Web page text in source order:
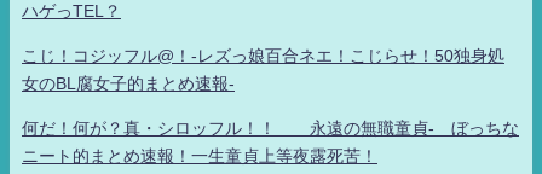
ハゲっTEL？
こじ！コジッフル@！-レズっ娘百合ネエ！こじらせ！50独身処
女のBL腐女子的まとめ速報-
何だ！何が？真・シロッフル！！ 永遠の無職童貞- ぼっちな
ニート的まとめ速報！一生童貞上等夜露死苦！